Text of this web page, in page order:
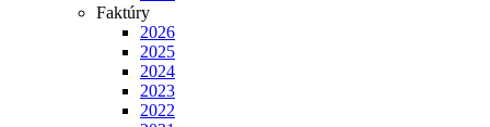
Faktúry
2026
2025
2024
2023
2022